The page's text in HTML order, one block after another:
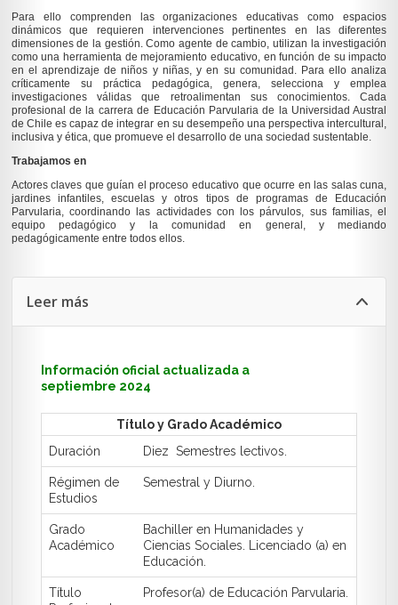
Para ello comprenden las organizaciones educativas como espacios
dinámicos que requieren intervenciones pertinentes en las diferentes
dimensiones de la gestión. Como agente de cambio, utilizan la investigación
como una herramienta de mejoramiento educativo, en función de su impacto
en el aprendizaje de niños y niñas, y en su comunidad. Para ello analiza
críticamente su práctica pedagógica, genera, selecciona y emplea
investigaciones válidas que retroalimentan sus conocimientos. Cada
profesional de la carrera de Educación Parvularia de la Universidad Austral
de Chile es capaz de integrar en su desempeño una perspectiva intercultural,
inclusiva y ética, que promueve el desarrollo de una sociedad sustentable.
Trabajamos en
Actores claves que guían el proceso educativo que ocurre en las salas cuna,
jardines infantiles, escuelas y otros tipos de programas de Educación
Parvularia, coordinando las actividades con los párvulos, sus familias, el
equipo pedagógico y la comunidad en general, y mediando
pedagógicamente entre todos ellos.
Leer más
Información oficial actualizada a
septiembre 2024
Título y Grado Académico
Duración
Diez Semestres lectivos.
Régimen de
Estudios
Semestral y Diurno.
Grado
Académico
Bachiller en Humanidades y
Ciencias Sociales.
Licenciado (a) en
Educación.
Título
Profesor(a) de Educación Parvularia.